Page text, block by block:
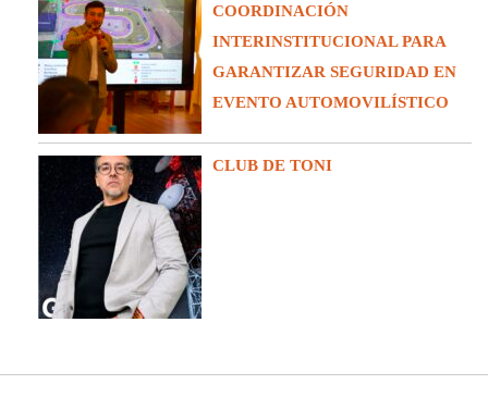
COORDINACIÓN
INTERINSTITUCIONAL PARA
GARANTIZAR SEGURIDAD EN
EVENTO AUTOMOVILÍSTICO
CLUB DE TONI